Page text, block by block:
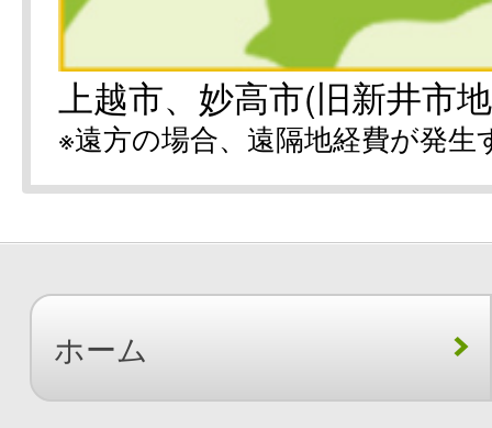
上越市、妙高市(旧新井市
※遠方の場合、遠隔地経費が発
ホーム